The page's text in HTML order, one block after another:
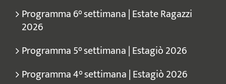
Programma 6° settimana | Estate Ragazzi
2026
Programma 5° settimana | Estagiò 2026
Programma 4° settimana | Estagiò 2026